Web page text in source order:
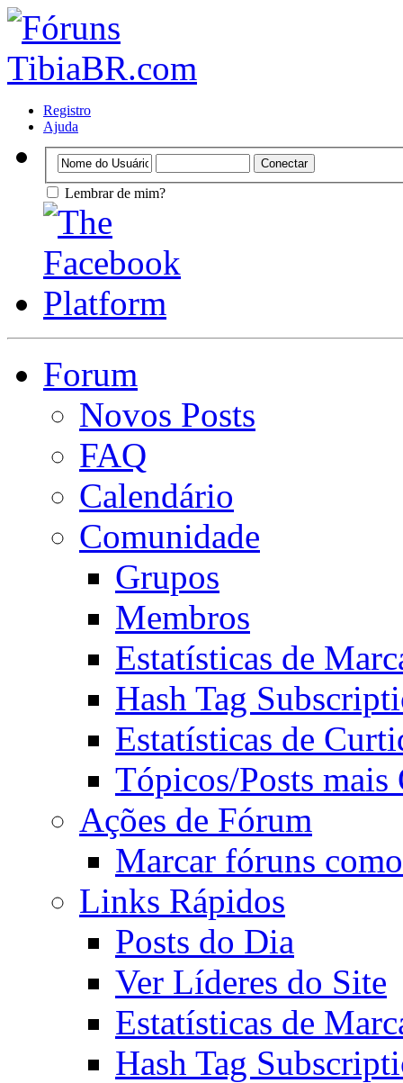
Registro
Ajuda
Lembrar de mim?
Forum
Novos Posts
FAQ
Calendário
Comunidade
Grupos
Membros
Estatísticas de
Hash Tag
Estatísticas de
Tópicos/Posts mais
Ações de Fórum
Marcar fóruns
Links Rápidos
Posts do Dia
Ver Líderes do Site
Estatísticas de
Hash Tag